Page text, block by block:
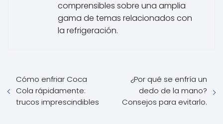
comprensibles sobre una amplia
gama de temas relacionados con
la refrigeración.
Cómo enfriar Coca
Cola rápidamente:
trucos imprescindibles
¿Por qué se enfría un
dedo de la mano?
Consejos para evitarlo.